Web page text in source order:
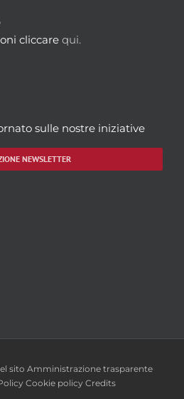
cliccare qui.
sulle nostre iniziative
NEWSLETTER
sito Amministrazione trasparente
Cookie policy Credits